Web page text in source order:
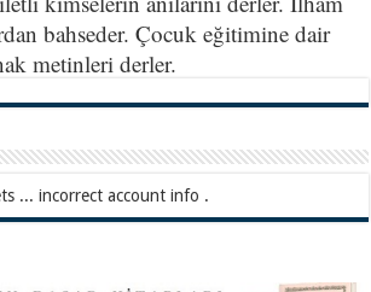
bahseder. Çocuk eğitimine dair
metinleri derler.
... incorrect account info .